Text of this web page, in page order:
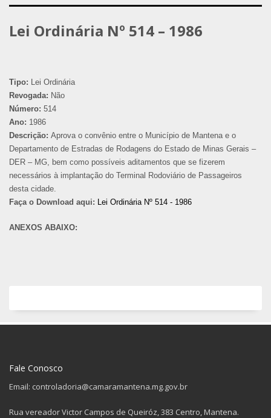
Lei Ordinária Nº 514 – 1986
Tipo: Lei Ordinária
Revogada: Não
Número: 514
Ano: 1986
Descrição: Aprova o convênio entre o Município de Mantena e o
Departamento de Estradas de Rodagens do Estado de Minas Gerais –
DER – MG, bem como possíveis aditamentos que se fizerem
necessários à implantação do Terminal Rodoviário de Passageiros
desta cidade.
Faça o Download aqui: Lei Ordinária Nº 514 - 1986
ANEXOS ABAIXO:
Fale Conosco
Email: controladoria@camaramantena.mg.gov.br
Rua vereador Victor Campos de Queiróz, 383 Centro, Mantena.